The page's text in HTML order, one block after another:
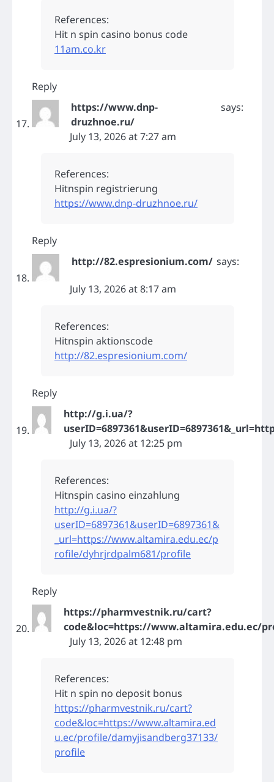
References:
Hit n spin casino bonus code
11am.co.kr
Reply
https://www.dnp-
druzhnoe.ru/
says:
July 13, 2026 at 7:27 am
References:
Hitnspin registrierung
https://www.dnp-druzhnoe.ru/
Reply
http://82.espresionium.com/ says:
July 13, 2026 at 8:17 am
References:
Hitnspin aktionscode
http://82.espresionium.com/
Reply
http://g.i.ua/?
July 13, 2026 at 12:25 pm
References:
Hitnspin casino einzahlung
http://g.i.ua/?
userID=6897361&userID=6897361&
_url=https://www.altamira.edu.ec/p
rofile/dyhrjrdpalm681/profile
Reply
https://pharmvestnik.ru/cart?
code&loc=https://www.altamira.edu.ec/
July 13, 2026 at 12:48 pm
References:
Hit n spin no deposit bonus
https://pharmvestnik.ru/cart?
code&loc=https://www.altamira.ed
u.ec/profile/damyjisandberg37133/
profile